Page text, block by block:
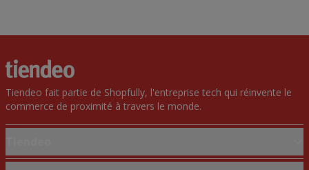
Tiendeo fait partie de Shopfully, l'entreprise tech qui réinvente le
commerce de proximité à travers le monde.